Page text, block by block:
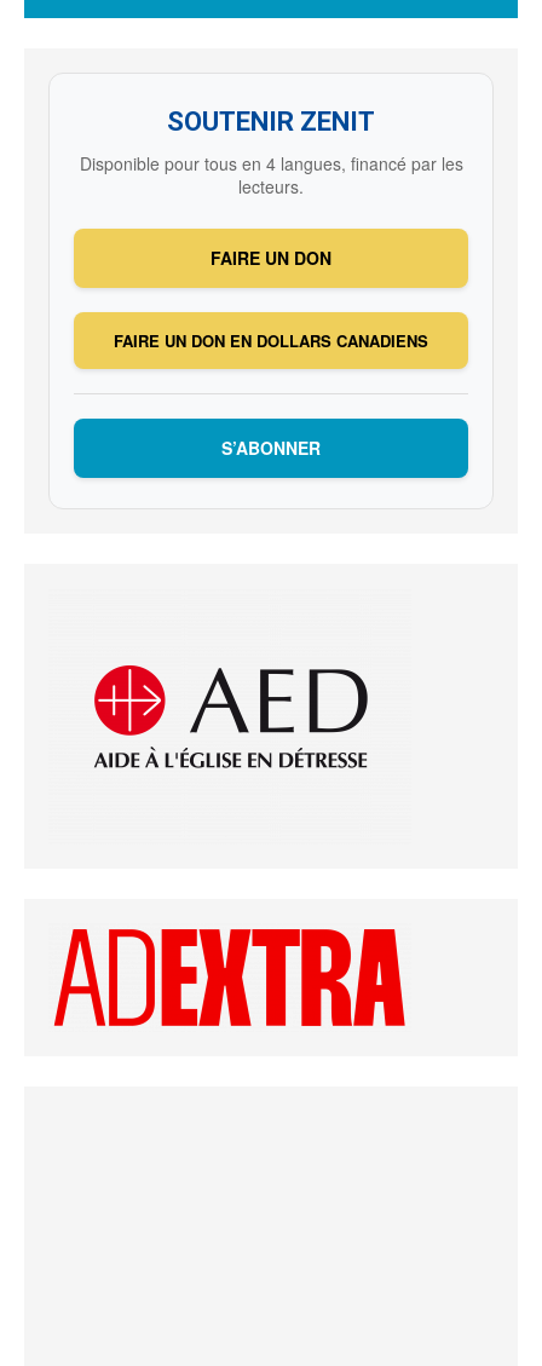
SOUTENIR ZENIT
Disponible pour tous en 4 langues, financé par les
lecteurs.
FAIRE UN DON
FAIRE UN DON EN DOLLARS CANADIENS
S’ABONNER